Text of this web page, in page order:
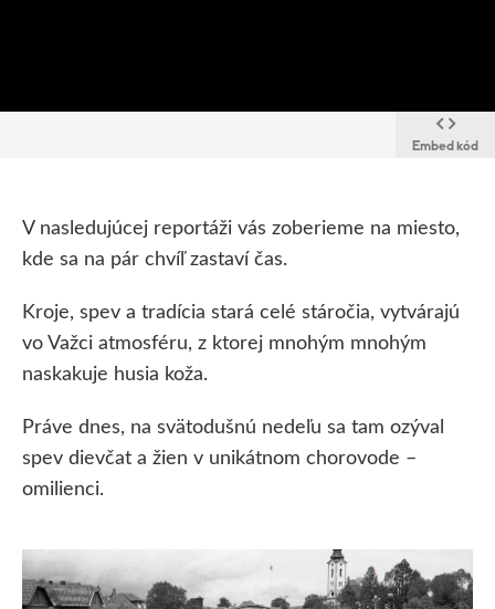
Embed kód
V nasledujúcej reportáži vás zoberieme na miesto,
kde sa na pár chvíľ zastaví čas.
Kroje, spev a tradícia stará celé stáročia, vytvárajú
vo Važci atmosféru, z ktorej mnohým mnohým
naskakuje husia koža.
Práve dnes, na svätodušnú nedeľu sa tam ozýval
spev dievčat a žien v unikátnom chorovode –
omilienci.